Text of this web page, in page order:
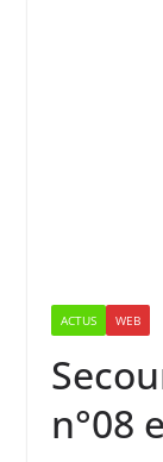
ACTUS WEB
n°08